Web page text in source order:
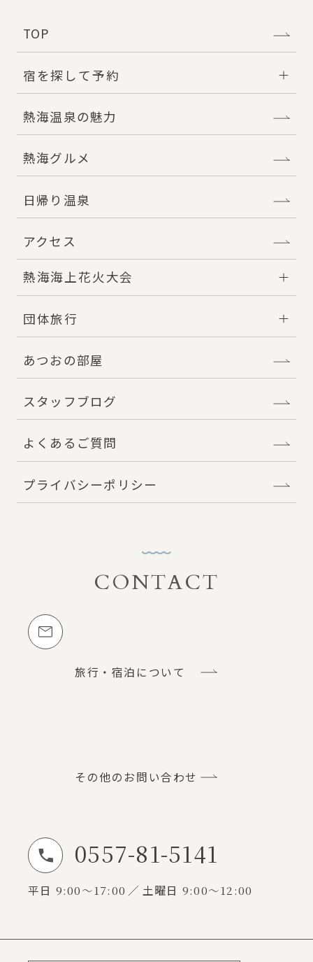
TOP
宿を探して予約
熱海温泉の魅力
熱海グルメ
日帰り温泉
アクセス
熱海海上花火大会
団体旅行
あつおの部屋
スタッフブログ
よくあるご質問
プライバシーポリシー
お問い合わせCONTACT
メールでのお問い合わせ
旅行・宿泊について
その他のお問い合わせ
お電話でのお問い合わせ
0557-81-5141
平日 9:00～17:00 土曜日 9:00～12:00